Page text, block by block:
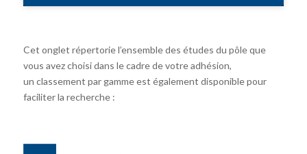
Cet onglet répertorie l’ensemble des études du pôle que
vous avez choisi dans le cadre de votre adhésion,
un classement par gamme est également disponible pour
faciliter la recherche :